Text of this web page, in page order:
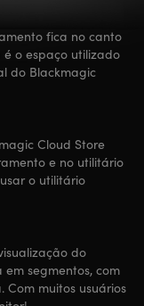
fica no canto
o espaço utilizado
do Blackmagic
Cloud Store
e no utilitário
o utilitário
do
segmentos, com
Com muitos usuários